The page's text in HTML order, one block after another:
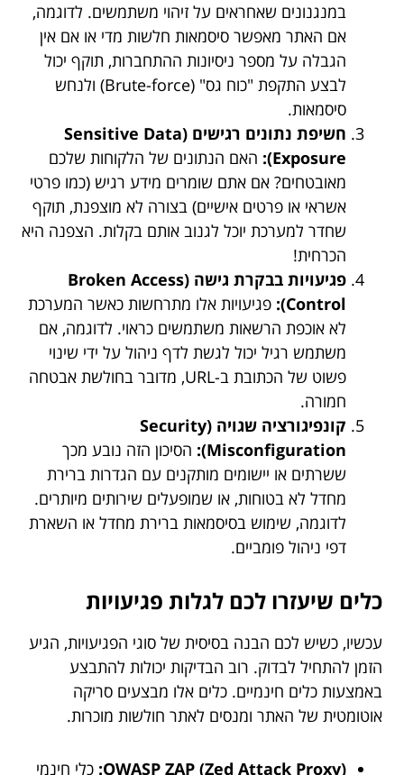
במנגנונים שאחראים על זיהוי משתמשים. לדוגמה,
אם האתר מאפשר סיסמאות חלשות מדי או אם אין
הגבלה על מספר ניסיונות ההתחברות, תוקף יכול
לבצע התקפת "כוח גס" (Brute-force) ולנחש
סיסמאות.
חשיפת נתונים רגישים (Sensitive Data
Exposure):
האם הנתונים של הלקוחות שלכם
מאובטחים? אם אתם שומרים מידע רגיש (כמו פרטי
אשראי או פרטים אישיים) בצורה לא מוצפנת, תוקף
שחדר למערכת יוכל לגנוב אותם בקלות. הצפנה היא
הכרחית!
פגיעויות בבקרת גישה (Broken Access
Control):
פגיעויות אלו מתרחשות כאשר המערכת
לא אוכפת הרשאות משתמשים כראוי. לדוגמה, אם
משתמש רגיל יכול לגשת לדף ניהול על ידי שינוי
פשוט של הכתובת ב-URL, מדובר בחולשת אבטחה
חמורה.
קונפיגורציה שגויה (Security
Misconfiguration):
הסיכון הזה נובע מכך
ששרתים או יישומים מותקנים עם הגדרות ברירת
מחדל לא בטוחות, או שמופעלים שירותים מיותרים.
לדוגמה, שימוש בסיסמאות ברירת מחדל או השארת
דפי ניהול פומביים.
כלים שיעזרו לכם לגלות פגיעויות
עכשיו, כשיש לכם הבנה בסיסית של סוגי הפגיעויות, הגיע
הזמן להתחיל לבדוק. רוב הבדיקות יכולות להתבצע
באמצעות כלים חינמיים. כלים אלו מבצעים סריקה
אוטומטית של האתר ומנסים לאתר חולשות מוכרות.
OWASP ZAP (Zed Attack Proxy): כלי חינמי